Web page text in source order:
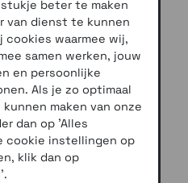
S25 Edge
beter te maken
van dienst te kunnen
cookies waarmee wij,
samen werken, jouw
en persoonlijke
Als je zo optimaal
maken van onze
dan op 'Alles
cookie instellingen op
klik dan op